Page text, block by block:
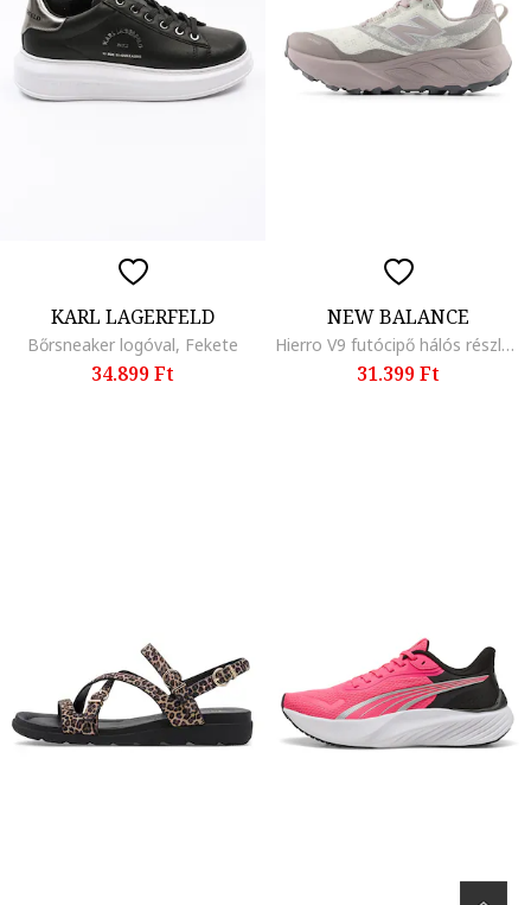
KARL LAGERFELD
Bőrsneaker logóval, Fekete
34.899 Ft
NEW BALANCE
Hierro V9 futócipő hálós részletekkel, Csontszín/Púderrózsaszín
31.399 Ft